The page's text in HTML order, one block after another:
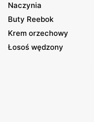
Naczynia
Buty Reebok
Krem orzechowy
Łosoś wędzony